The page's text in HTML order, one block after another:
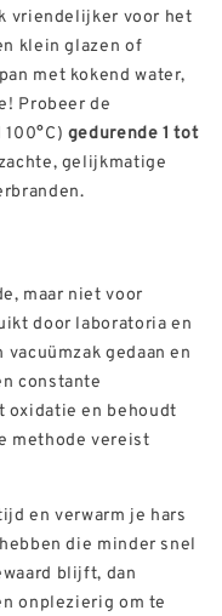
vriendelijker voor het
klein glazen of
met kokend water,
Probeer de
gedurende 1 tot
gelijkmatige
maar niet voor
door laboratoria en
gedaan en
constante
oxidatie en behoudt
methode vereist
en verwarm je hars
die minder snel
blijft, dan
onplezierig om te